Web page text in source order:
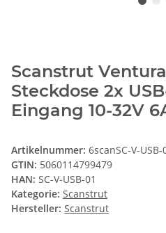
Scanstrut
Steckdose 2x
Eingang 10-32V
Artikelnummer: 6scanSC-V-USB-
GTIN: 5060114799479
HAN: SC-V-USB-01
Kategorie: Scanstrut
Hersteller: Scanstrut